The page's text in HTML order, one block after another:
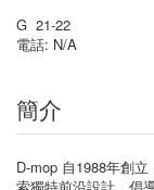
G 21-22
電話: N/A
簡介
D-mop 自1988年創